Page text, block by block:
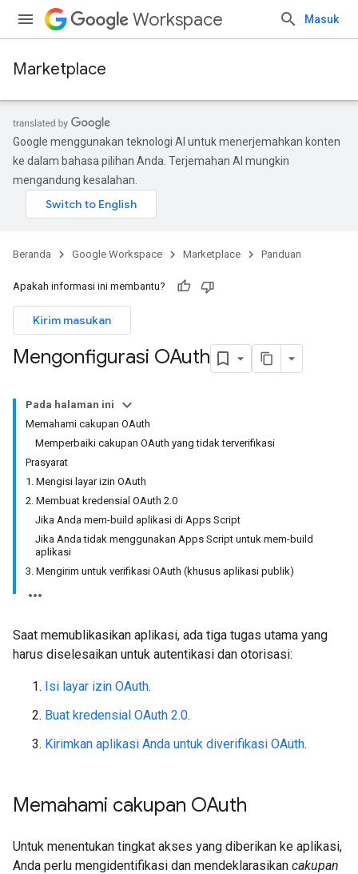
Workspace Masuk
Marketplace
Google menggunakan teknologi AI untuk menerjemahkan konten
ke dalam bahasa pilihan Anda. Terjemahan AI mungkin
mengandung kesalahan.
Beranda Google Workspace Marketplace Panduan
Apakah informasi ini membantu?
Kirim masukan
Mengonfigurasi OAuth
Pada halaman ini
Memahami cakupan OAuth
Memperbaiki cakupan OAuth yang tidak terverifikasi
Prasyarat
1. Mengisi layar izin OAuth
2. Membuat kredensial OAuth 2.0
Jika Anda mem-build aplikasi di Apps Script
Jika Anda tidak menggunakan Apps Script untuk mem-build
aplikasi
3. Mengirim untuk verifikasi OAuth (khusus aplikasi publik)
Saat memublikasikan aplikasi, ada tiga tugas utama yang
harus diselesaikan untuk autentikasi dan otorisasi:
Isi layar izin OAuth.
Buat kredensial OAuth 2.0.
Kirimkan aplikasi Anda untuk diverifikasi OAuth.
Memahami cakupan OAuth
Untuk menentukan tingkat akses yang diberikan ke aplikasi,
Anda perlu mengidentifikasi dan mendeklarasikan cakupan